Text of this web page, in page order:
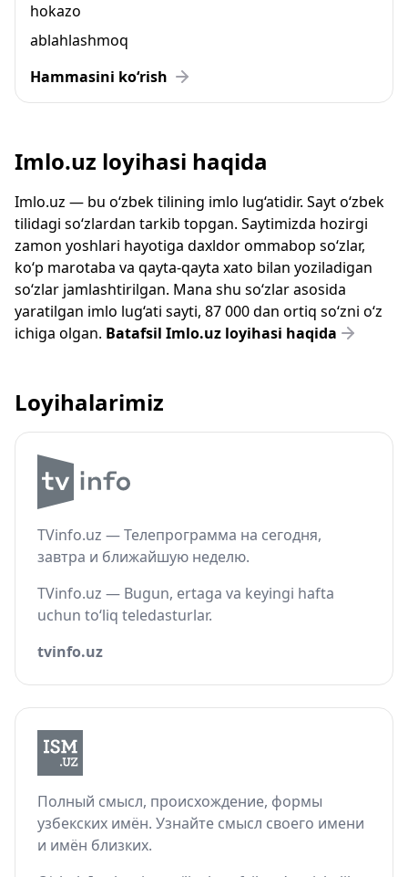
hokazo
ablahlashmoq
Hammasini ko‘rish
Imlo.uz loyihasi haqida
Imlo.uz — bu o‘zbek tilining imlo lug‘atidir. Sayt o‘zbek
tilidagi so‘zlardan tarkib topgan. Saytimizda hozirgi
zamon yoshlari hayotiga daxldor ommabop so‘zlar,
ko‘p marotaba va qayta-qayta xato bilan yoziladigan
so‘zlar jamlashtirilgan. Mana shu so‘zlar asosida
yaratilgan imlo lug‘ati sayti, 87 000 dan ortiq so‘zni o‘z
ichiga olgan. Batafsil Imlo.uz loyihasi haqida
Loyihalarimiz
TVinfo.uz — Телепрограмма на сегодня,
завтра и ближайшую неделю.
TVinfo.uz — Bugun, ertaga va keyingi hafta
uchun to‘liq teledasturlar.
tvinfo.uz
Полный смысл, происхождение, формы
узбекских имён. Узнайте смысл своего имени
и имён близких.